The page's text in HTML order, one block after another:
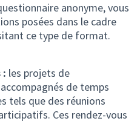
anonyme, vous
posées dans le cadre
ce type de format.
: les projets de
de temps
tels que des réunions
Ces rendez-vous